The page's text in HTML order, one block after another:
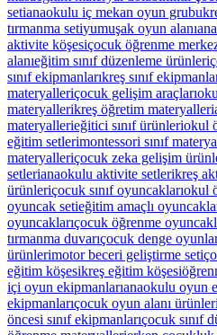
setianaokulu iç mekan oyun grubu
tırmanma setiyumuşak oyun alanı
aktivite köşesiçocuk öğrenme
alanıeğitim sınıf düzenleme ürünleri
sınıf ekipmanlarıkreş sınıf
materyalleriçocuk gelişim araçları
materyallerikreş öğretim materyalleri
materyallerieğitici sınıf ürünleriokul
eğitim setlerimontessori sınıf
materyalleriçocuk zeka gelişim
setlerianaokulu aktivite setlerikreş
ürünleriçocuk sınıf oyuncaklarıokul
oyuncak setieğitim amaçlı
oyuncaklarıçocuk öğrenme
tırmanma duvarıçocuk denge
ürünlerimotor beceri geliştirme seti
eğitim köşesikreş eğitim köşesi
içi oyun ekipmanlarıanaokulu oyun
ekipmanlarıçocuk oyun alanı ürünleri
öncesi sınıf ekipmanlarıçocuk sınıf